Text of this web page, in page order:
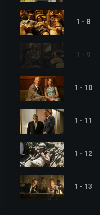
1 - 8
1 - 9
1 - 10
1 - 11
1 - 12
1 - 13